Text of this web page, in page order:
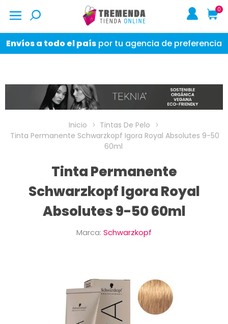
0
Envíos a todo el país por tu agencia de preferencia
Inicio
Tintas De Pelo
Tinta Permanente Schwarzkopf Igora Royal Absolutes 9-50
60ml
Tinta Permanente
Schwarzkopf Igora Royal
Absolutes 9-50 60ml
Marca: Schwarzkopf